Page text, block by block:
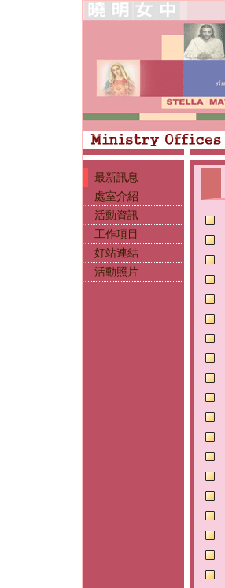
最新訊息
處室介紹
活動資訊
工作項目
好站連結
活動照片